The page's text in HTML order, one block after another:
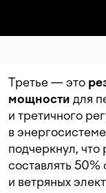
Третье — это
мощности для
и третичного
в
подчеркнул,
составлять
и ветряных